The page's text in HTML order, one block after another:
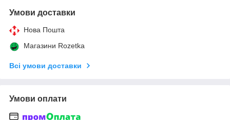
Умови доставки
Нова Пошта
Магазини Rozetka
Всі умови доставки
Умови оплати